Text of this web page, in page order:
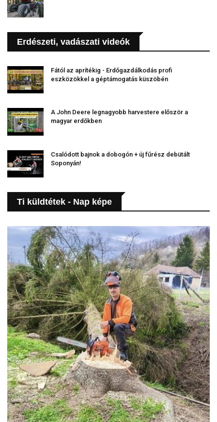
Erdészeti, vadászati videók
Fától az aprítékig - Erdőgazdálkodás profi
eszközökkel a géptámogatás küszöbén
A John Deere legnagyobb harvestere először a
magyar erdőkben
Csalódott bajnok a dobogón + új fűrész debütált
Soponyán!
Ti küldtétek - Nap képe